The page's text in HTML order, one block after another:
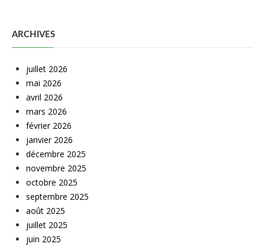
ARCHIVES
juillet 2026
mai 2026
avril 2026
mars 2026
février 2026
janvier 2026
décembre 2025
novembre 2025
octobre 2025
septembre 2025
août 2025
juillet 2025
juin 2025